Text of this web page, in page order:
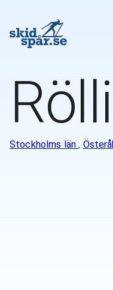
Stockholms län,